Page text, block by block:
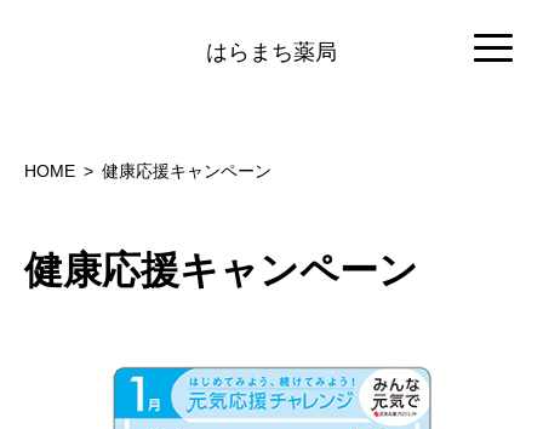
はらまち薬局
HOME 健康応援キャンペーン
健康応援キャンペーン